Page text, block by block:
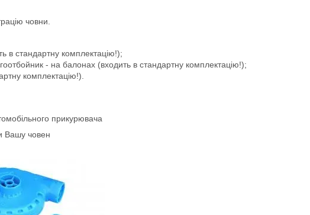
човни.
в стандартну комплектацію!);
- на балонах (входить в стандартну комплектацію!);
комплектацію!).
прикурювача
Вашу човен